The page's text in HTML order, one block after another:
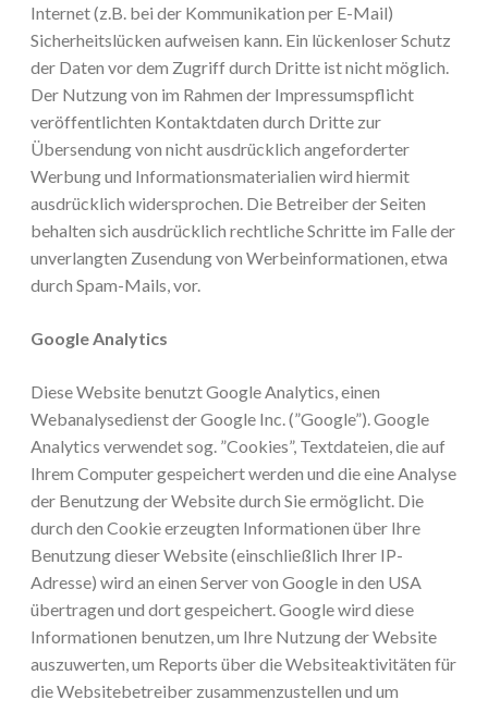
Internet (z.B. bei der Kommunikation per E-Mail)
Sicherheitslücken aufweisen kann. Ein lückenloser Schutz
der Daten vor dem Zugriff durch Dritte ist nicht möglich.
Der Nutzung von im Rahmen der Impressumspflicht
veröffentlichten Kontaktdaten durch Dritte zur
Übersendung von nicht ausdrücklich angeforderter
Werbung und Informationsmaterialien wird hiermit
ausdrücklich widersprochen. Die Betreiber der Seiten
behalten sich ausdrücklich rechtliche Schritte im Falle der
unverlangten Zusendung von Werbeinformationen, etwa
durch Spam-Mails, vor.
Google Analytics
Diese Website benutzt Google Analytics, einen
Webanalysedienst der Google Inc. (”Google”). Google
Analytics verwendet sog. ”Cookies”, Textdateien, die auf
Ihrem Computer gespeichert werden und die eine Analyse
der Benutzung der Website durch Sie ermöglicht. Die
durch den Cookie erzeugten Informationen über Ihre
Benutzung dieser Website (einschließlich Ihrer IP-
Adresse) wird an einen Server von Google in den USA
übertragen und dort gespeichert. Google wird diese
Informationen benutzen, um Ihre Nutzung der Website
auszuwerten, um Reports über die Websiteaktivitäten für
die Websitebetreiber zusammenzustellen und um